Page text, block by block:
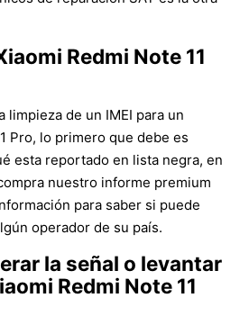
Redmi Note 11
limpieza de un IMEI para un
Pro, lo primero que debe es
esta reportado en lista negra, en
nuestro informe premium
para saber si puede
operador de su país.
la señal o levantar
Redmi Note 11